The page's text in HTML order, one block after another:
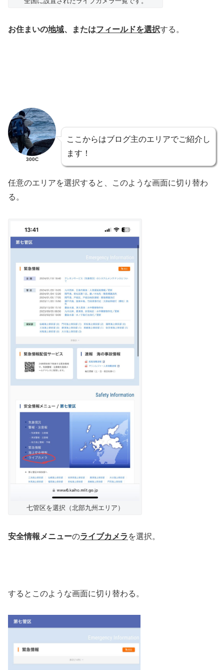
お住まいの地域、またはフィールドを選択する。
300C
ここからはブログ主のエリアでご紹介し
ます！
任意のエリアを選択すると、このような画面に切り替わ
る。
七管区を選択（北部九州エリア）
安全情報メニューのライブカメラ を選択。
するとこのような画面に切り替わる。